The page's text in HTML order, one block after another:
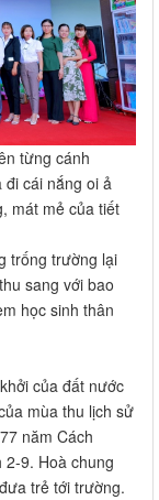
từng cánh
cái nắng oi ả
mát mẻ của tiết
trống trường lại
sang với bao
học sinh thân
của đất nước
mùa thu lịch sử
năm Cách
9. Hoà chung
trẻ tới trường.